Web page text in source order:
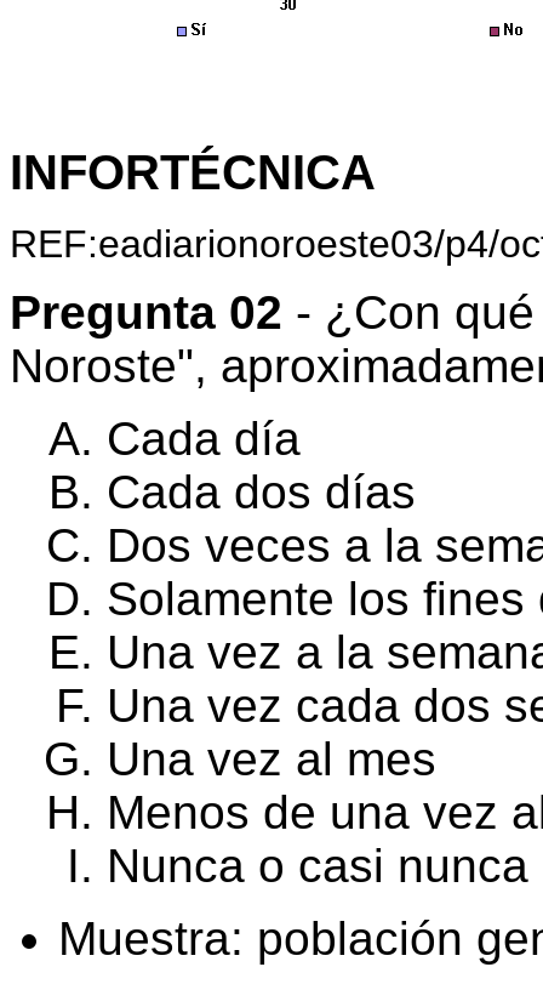
INFORTÉCNICA
REF:eadiarionoroeste03/p4/
Pregunta 02 - ¿Con
Noroste",
Cada día
Cada dos días
Dos veces a la
Solamente los fines
Una vez a la
Una vez cada dos
Una vez al mes
Menos de una vez
Nunca o casi nunca
Muestra: población